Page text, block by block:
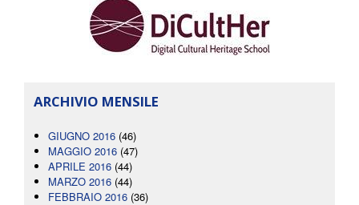
ARCHIVIO MENSILE
GIUGNO 2016 (46)
MAGGIO 2016 (47)
APRILE 2016 (44)
MARZO 2016 (44)
FEBBRAIO 2016 (36)